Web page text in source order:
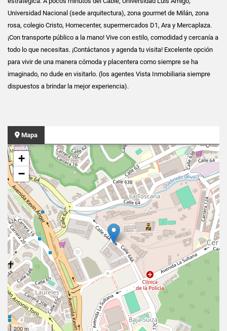
Universidad Nacional (sede arquitectura), zona gourmet de Milán, zona
rosa, colegio Cristo, Homecenter, supermercados D1, Ara y Mercaplaza.
¡Con transporte público a la mano! Vive con estilo, comodidad y cercanía a
todo lo que necesitas. ¡Contáctanos y agenda tu visita! Excelente opción
para vivir de una manera cómoda y placentera como siempre se ha
imaginado, no dude en visitarlo. (los agentes Vista Inmobiliaria siempre
dispuestos a brindar la mejor experiencia).
Mapa
+
−
200 m